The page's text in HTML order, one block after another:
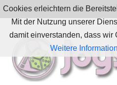
Skip
to
content
Cookies erleichtern die
Mit der Nutzung unserer
damit einverstanden, dass wir
Weitere